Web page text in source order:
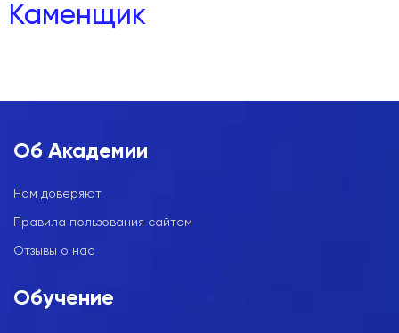
Каменщик
Об Академии
Нам доверяют
Правила пользования сайтом
Отзывы о нас
Обучение